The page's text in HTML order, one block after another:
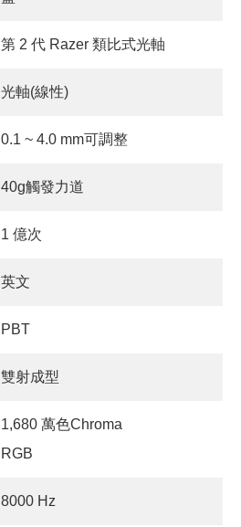
第 2 代 Razer 類比式光軸
光軸(線性)
0.1 ~ 4.0 mm可調整
40g觸發力道
1 億次
英文
PBT
雙射成型
1,680 萬色Chroma
RGB
8000 Hz